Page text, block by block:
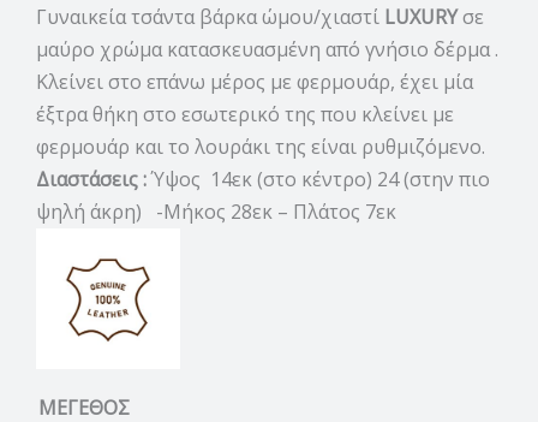
Γυναικεία τσάντα βάρκα ώμου/χιαστί LUXURYσε
μαύρο χρώμα κατασκευασμένη από γνήσιο δέρμα .
Κλείνει στο επάνω μέρος με φερμουάρ, έχει μία
έξτρα θήκη στο εσωτερικό της που κλείνει με
φερμουάρ και το λουράκι της είναι ρυθμιζόμενο.
Διαστάσεις :Ύψος 14εκ (στο κέντρο) 24 (στην πιο
ψηλή άκρη) -Μήκος 28εκ – Πλάτος 7εκ
ΜΕΓΕΘΟΣ